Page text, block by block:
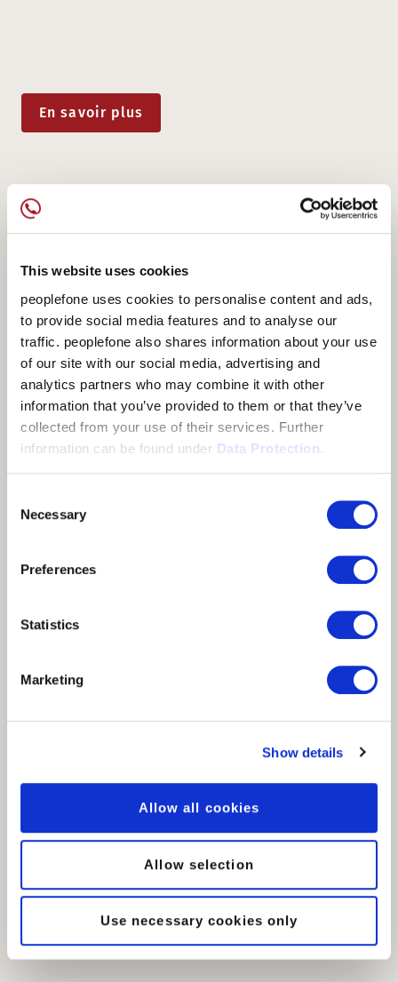
This website uses cookies
peoplefone uses cookies to personalise content and ads,
to provide social media features and to analyse our
traffic. peoplefone also shares information about your use
of our site with our social media, advertising and
analytics partners who may combine it with other
information that you’ve provided to them or that they’ve
collected from your use of their services. Further
information can be found under Data Protection.
Selection
Necessary
Preferences
Statistics
Marketing
Show details
Allow all cookies
Allow selection
Use necessary cookies only
En savoir plus
FLEXIBLE ET EXTENSIBLE
peoplefone 3CX HOSTED
avantageuse, qui convainc par une gamme de
HOSTED est idéal pour les entreprises qui emploient
un grand nombre de collaborateurs, qu'ils soient en
sites.